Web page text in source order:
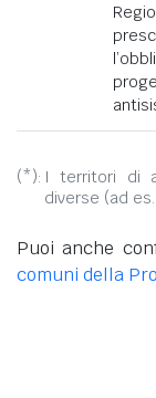
(*): I territori di
diverse (ad
Puoi anche
comuni della